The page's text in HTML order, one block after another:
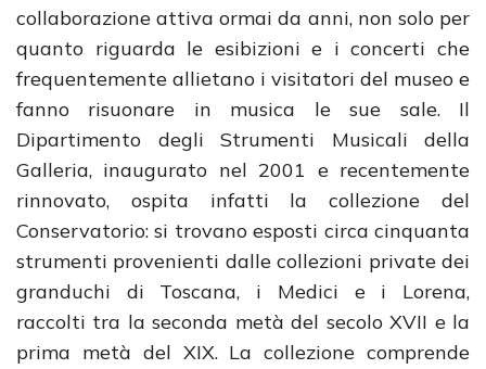
collaborazione attiva ormai da anni, non solo per
quanto riguarda le esibizioni e i concerti che
frequentemente allietano i visitatori del museo e
fanno risuonare in musica le sue sale. Il
Dipartimento degli Strumenti Musicali della
Galleria, inaugurato nel 2001 e recentemente
rinnovato, ospita infatti la collezione del
Conservatorio: si trovano esposti circa cinquanta
strumenti provenienti dalle collezioni private dei
granduchi di Toscana, i Medici e i Lorena,
raccolti tra la seconda metà del secolo XVII e la
prima metà del XIX. La collezione comprende